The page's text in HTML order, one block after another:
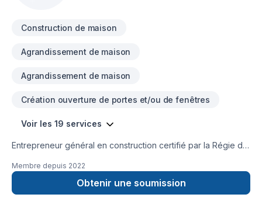
Construction de maison
Agrandissement de maison
Agrandissement de maison
Création ouverture de portes et/ou de fenêtres
Voir les 19 services
Entrepreneur général en construction certifié par la Régie du
provinciale des constructeurs d'habitations du Québec
(APCHQ); notre service est d'offrir avec un seul intervenant
la planification et la réalisation de vos projets personnalisés.
Membre depuis 2022
Obtenir une soumission